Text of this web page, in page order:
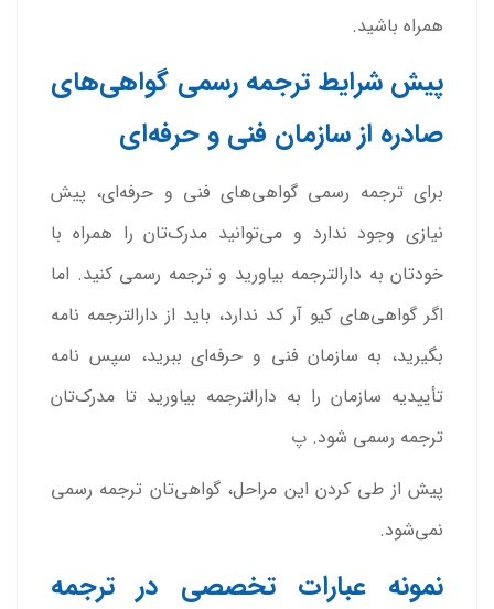
همراه باشید.
پیش شرایط ترجمه رسمی گواهی‌های
صادره از سازمان فنی و حرفه‌ای
برای ترجمه رسمی گواهی‌های فنی و حرفه‌ای، پیش
نیازی وجود ندارد و می‌توانید مدرک‌تان را همراه با
خودتان به دارالترجمه بیاورید و ترجمه رسمی کنید. اما
اگر گواهی‌های کیو آر کد ندارد، باید از دارالترجمه نامه
بگیرید، به سازمان فنی و حرفه‌ای ببرید، سپس نامه
تأییدیه سازمان را به دارالترجمه بیاورید تا مدرک‌تان
ترجمه رسمی شود. پ
پیش از طی کردن این مراحل، گواهی‌تان ترجمه رسمی
نمی‌شود.
نمونه عبارات تخصصی در ترجمه